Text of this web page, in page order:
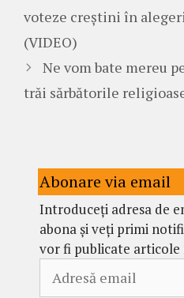
voteze creștini în
(VIDEO)
Ne vom bate mereu
trăi sărbătorile
Abonare via email
Introduceți adresa de
abona și veți primi
vor fi publicate articole
email